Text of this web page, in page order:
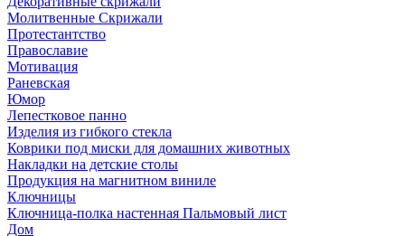
Молитвенные Скрижали
Протестантство
Православие
Мотивация
Раневская
Юмор
Лепестковое панно
Изделия из гибкого стекла
Коврики под миски для домашних животных
Накладки на детские столы
Продукция на магнитном виниле
Ключницы
Ключница-полка настенная Пальмовый лист
Дом